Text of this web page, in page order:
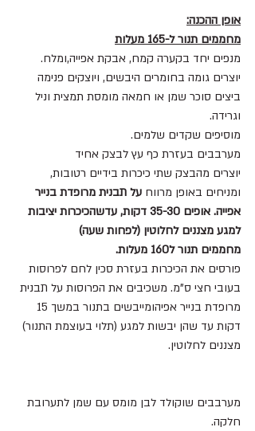
אופן ההכנה:
מחממים תנור ל-165 מעלות
מנפים יחד בקערה קמח, אבקת אפייה,ומלח.
יוצרים גומה בחומרים היבשים, ויוצקים פנימה
ביצים סוכר שמן או חמאה מומסת תמצית וניל
וגרידה.
מוסיפים שקדים שלמים.
מערבבים בעזרת כף עץ לבצק אחיד
יוצרים מהבצק שתי כיכרות בידיים רטובות,
ומניחים באופן מרווח על תבנית מרופדת בנייר
אפייה. אופים 35-30 דקות, עדשהכיכרות יציבות
למגע מצננים לחלוטין (לפחות שעה)
מחממים תנור ל160 מעלות.
פורסים את הכיכרות בעזרת סכין לחם לפרוסות
בעובי חצי ס"מ. משכיבים את הפרוסות על תבנית
דקות עד שהן יבשות למגע (תלוי בעוצמת התנור)
מצננים לחלוטין.
מערבבים שוקולד לבן מומס עם שמן לתערובת
חלקה.